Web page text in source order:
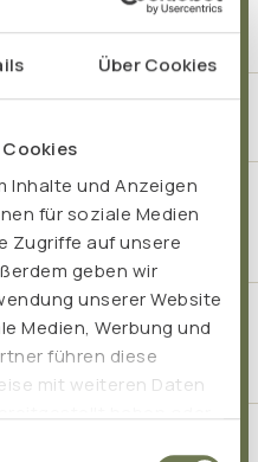
Über Cookies
Inhalte und Anzeigen
für soziale Medien
Zugriffe auf unsere
geben wir
unserer Website
Medien, Werbung und
führen diese
mit weiteren Daten
machen
Pro EM san und